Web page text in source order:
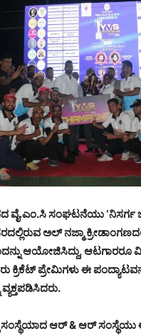
ವೈ.ಎಂ.ಸಿ ಸಂಘಟನೆಯು ‘ನಿಸರ್ಗ
ಅಲ್ ನಜ್ಮಾ
ಆಯೋಜಿಸಿದ್ದು, ಆಟಗಾರರೂ
ಕ್ರಿಕೆಟ್ ಪ್ರೇಮಿಗಳು ಈ
ಸಂಸ್ಥೆಯಾದ ಆರ್ & ಆರ್ ಸಂಸ್ಥೆಯು